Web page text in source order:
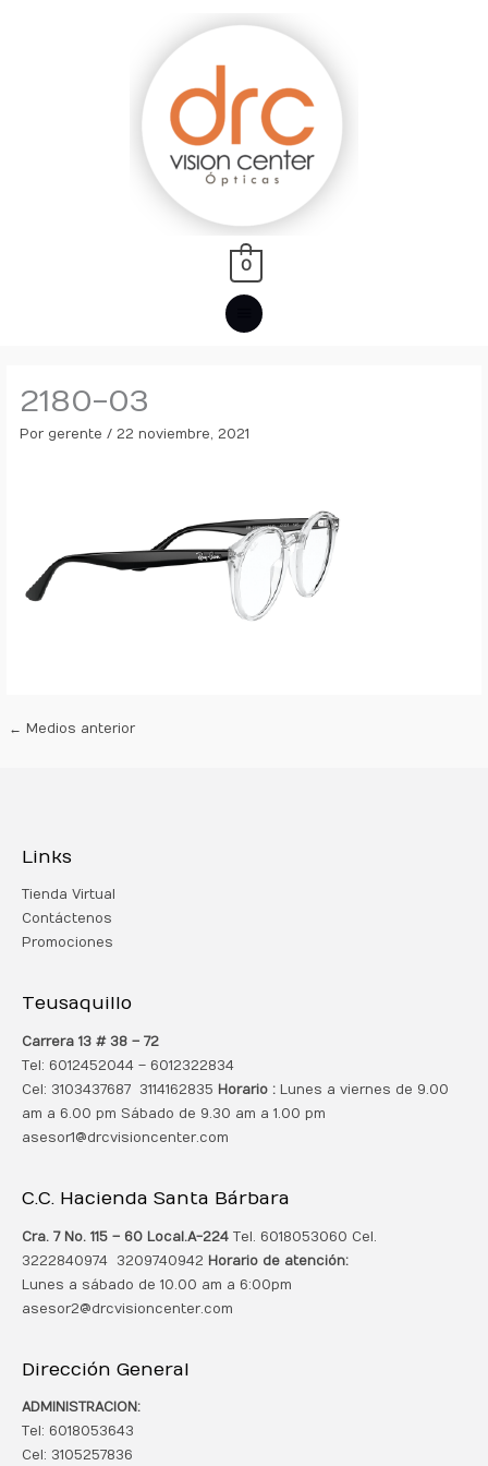
MENÚ
PRINCIPAL
0
2180-03
Por gerente/22 noviembre, 2021
← Medios anterior
Links
Tienda Virtual
Contáctenos
Promociones
Teusaquillo
Carrera 13 # 38 – 72
Tel: 6012452044 – 6012322834
Cel: 3103437687 3114162835 Horario : Lunes a viernes de 9.00
am a 6.00 pm Sábado de 9.30 am a 1.00 pm
asesor1@drcvisioncenter.com
C.C. Hacienda Santa Bárbara
Cra. 7 No. 115 – 60 Local.A-224 Tel. 6018053060 Cel.
3222840974 3209740942 Horario de atención:
Lunes a sábado de 10.00 am a 6:00pm
asesor2@drcvisioncenter.com
Dirección General
ADMINISTRACION:
Tel: 6018053643
Cel: 3105257836